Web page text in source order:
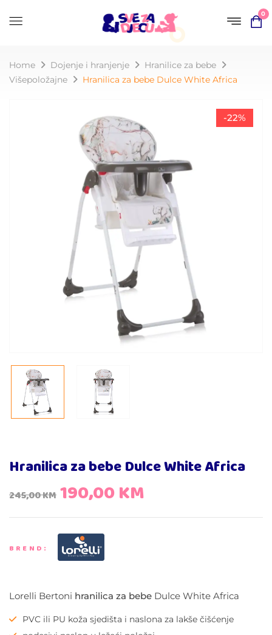
0
Home Dojenje i hranjenje
Hranilice za bebe
Višepoložajne
Hranilica za bebe Dulce White Africa
-22%
Hranilica za bebe Dulce White Africa
245,00KM 190,00KM
BREND:
Lorelli Bertoni hranilica za bebe Dulce White Africa
PVC ili PU koža sjedišta i naslona za lakše čišćenje